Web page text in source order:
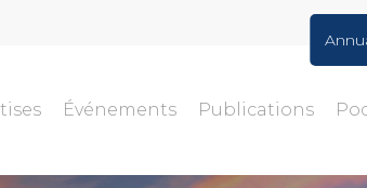
Événements Publications